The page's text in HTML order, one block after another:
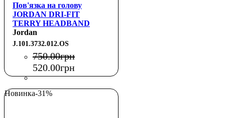
Пов'язка на голову
JORDAN DRI-FIT
TERRY HEADBAND
PRINTED BLACK/OFF
NOIR/IRON GREY OSFM
Jordan
J.101.3732.012.OS
750.00грн
520.00грн
Новинка-31%